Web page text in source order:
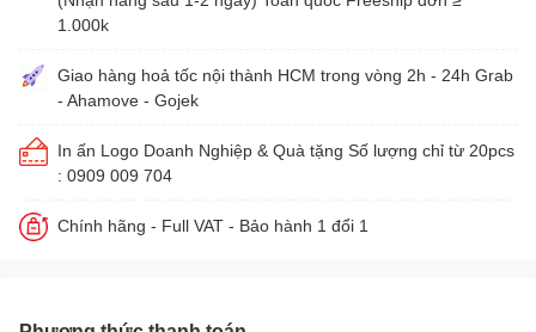
1.000k
Giao hàng hoả tốc nội thành HCM trong vòng 2h - 24h Grab
- Ahamove - Gojek
In ấn Logo Doanh Nghiệp & Quà tặng Số lượng chỉ từ 20pcs
: 0909 009 704
Chính hãng - Full VAT - Bảo hành 1 đổi 1